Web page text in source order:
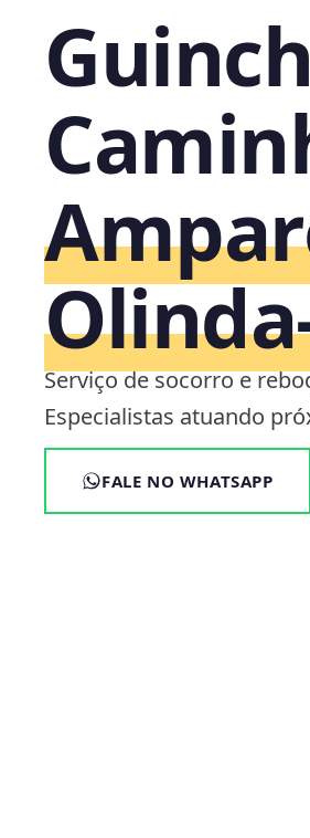
Serviço de socorro e
Especialistas atuando
FALE NO WHATSAPP